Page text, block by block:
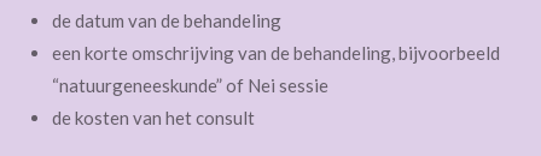
de datum van de behandeling
een korte omschrijving van de behandeling, bijvoorbeeld
“natuurgeneeskunde” of Nei sessie
de kosten van het consult